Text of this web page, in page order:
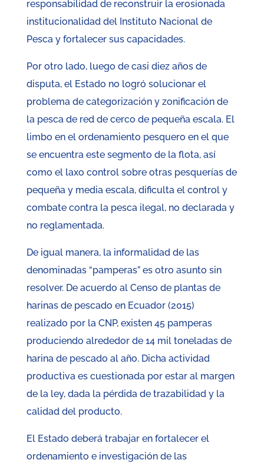
responsabilidad de reconstruir la erosionada
institucionalidad del Instituto Nacional de
Pesca y fortalecer sus capacidades.
Por otro lado, luego de casi diez años de
disputa, el Estado no logró solucionar el
problema de categorización y zonificación de
la pesca de red de cerco de pequeña escala. El
limbo en el ordenamiento pesquero en el que
se encuentra este segmento de la flota, así
como el laxo control sobre otras pesquerías de
pequeña y media escala, dificulta el control y
combate contra la pesca ilegal, no declarada y
no reglamentada.
De igual manera, la informalidad de las
denominadas “pamperas” es otro asunto sin
resolver. De acuerdo al Censo de plantas de
harinas de pescado en Ecuador (2015)
realizado por la CNP, existen 45 pamperas
produciendo alrededor de 14 mil toneladas de
harina de pescado al año. Dicha actividad
productiva es cuestionada por estar al margen
de la ley, dada la pérdida de trazabilidad y la
calidad del producto.
El Estado deberá trabajar en fortalecer el
ordenamiento e investigación de las